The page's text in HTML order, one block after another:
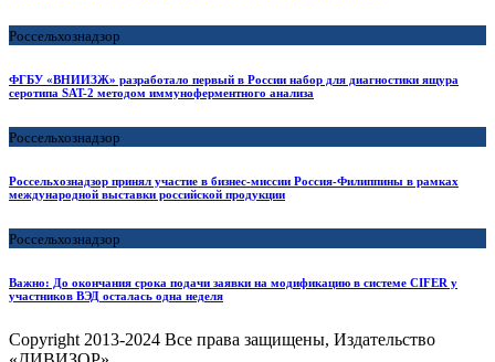
Россельхознадзор
ФГБУ «ВНИИЗЖ» разработало первый в России набор для диагностики ящура
серотипа SAT-2 методом иммуноферментного анализа
Россельхознадзор
Россельхознадзор принял участие в бизнес-миссии Россия-Филиппины в рамках
международной выставки российской продукции
Россельхознадзор
Важно: До окончания срока подачи заявки на модификацию в системе CIFER у
участников ВЭД осталась одна неделя
Copyright 2013-2024 Все права защищены, Издательство